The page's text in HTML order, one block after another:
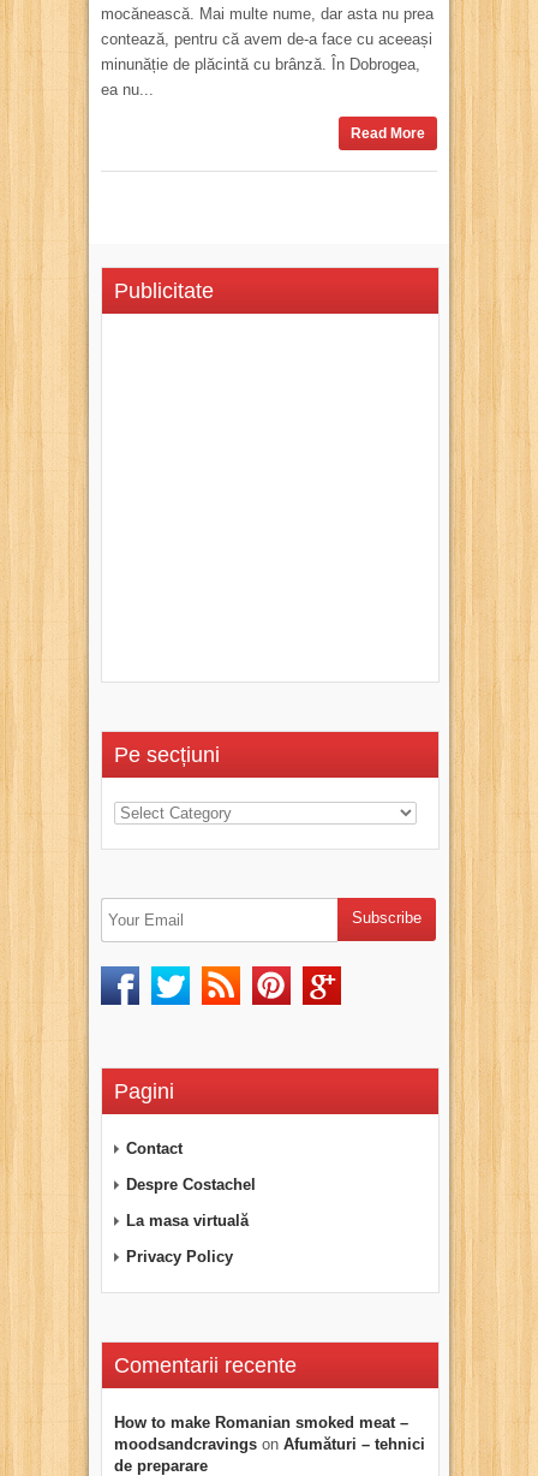
mocănească. Mai multe nume, dar asta nu prea
contează, pentru că avem de-a face cu aceeași
minunăție de plăcintă cu brânză. În Dobrogea,
ea nu...
Read More
Publicitate
Pe secțiuni
Pagini
Contact
Despre Costachel
La masa virtuală
Privacy Policy
Comentarii recente
How to make Romanian smoked meat –
moodsandcravings on Afumături – tehnici
de preparare